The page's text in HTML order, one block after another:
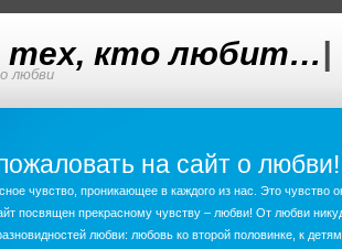
тех, кто любит…|
любви
на сайт о любви!
чувство, проникающее в каждого из нас. Это чувство
посвящен прекрасному чувству – любви! От любви
любви: любовь ко второй половинке, к